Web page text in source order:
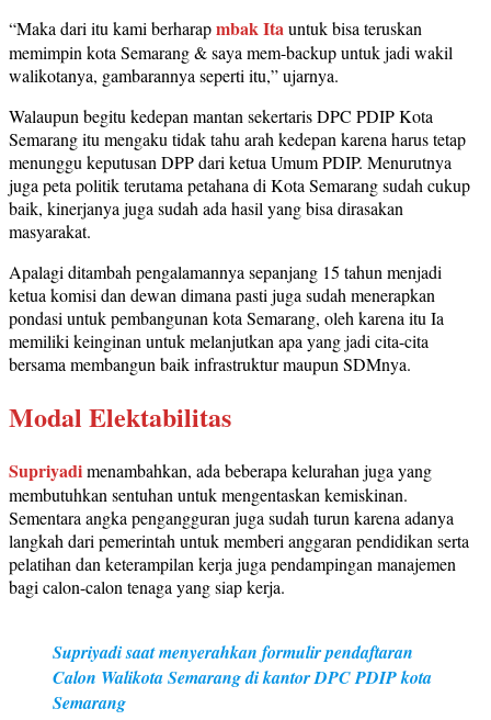
“Maka dari itu kami berharapmbak Itauntuk bisa teruskan
memimpin kota Semarang & saya mem-backup untuk jadi wakil
walikotanya, gambarannya seperti itu,” ujarnya.
Walaupun begitu kedepan mantan sekertaris DPC PDIP Kota
Semarang itu mengaku tidak tahu arah kedepan karena harus tetap
menunggu keputusan DPP dari ketua Umum PDIP. Menurutnya
juga peta politik terutama petahana di Kota Semarang sudah cukup
baik, kinerjanya juga sudah ada hasil yang bisa dirasakan
masyarakat.
Apalagi ditambah pengalamannya sepanjang 15 tahun menjadi
ketua komisi dan dewan dimana pasti juga sudah menerapkan
pondasi untuk pembangunan kota Semarang, oleh karena itu Ia
memiliki keinginan untuk melanjutkan apa yang jadi cita-cita
bersama membangun baik infrastruktur maupun SDMnya.
Modal Elektabilitas
Supriyadimenambahkan, ada beberapa kelurahan juga yang
membutuhkan sentuhan untuk mengentaskan kemiskinan.
Sementara angka pengangguran juga sudah turun karena adanya
langkah dari pemerintah untuk memberi anggaran pendidikan serta
pelatihan dan keterampilan kerja juga pendampingan manajemen
bagi calon-calon tenaga yang siap kerja.
Supriyadi saat menyerahkan formulir pendaftaran
Calon Walikota Semarang di kantor DPC PDIP kota
Semarang